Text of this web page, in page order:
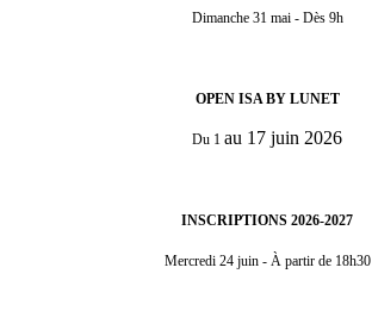
Dimanche 31 mai - Dès 9h
OPEN ISA BY LUNET
Du 1 au 17 juin 2026
INSCRIPTIONS 2026-2027
Mercredi 24 juin - À partir de 18h30